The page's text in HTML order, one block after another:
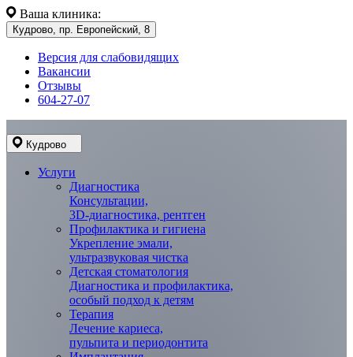
Ваша клиника:
Кудрово, пр. Европейский, 8
Версия для слабовидящих
Вакансии
Отзывы
604-27-07
Кудрово
Услуги
Диагностика
Консультации,
3D-диагностика, рентген
Профилактика и гигиена
Укрепление эмали,
ультразвуковая чистка
Детская стоматология
Диагностика и профилактика,
особый подход к детям
Терапия
Лечение кариеса,
пульпита и периодонтита